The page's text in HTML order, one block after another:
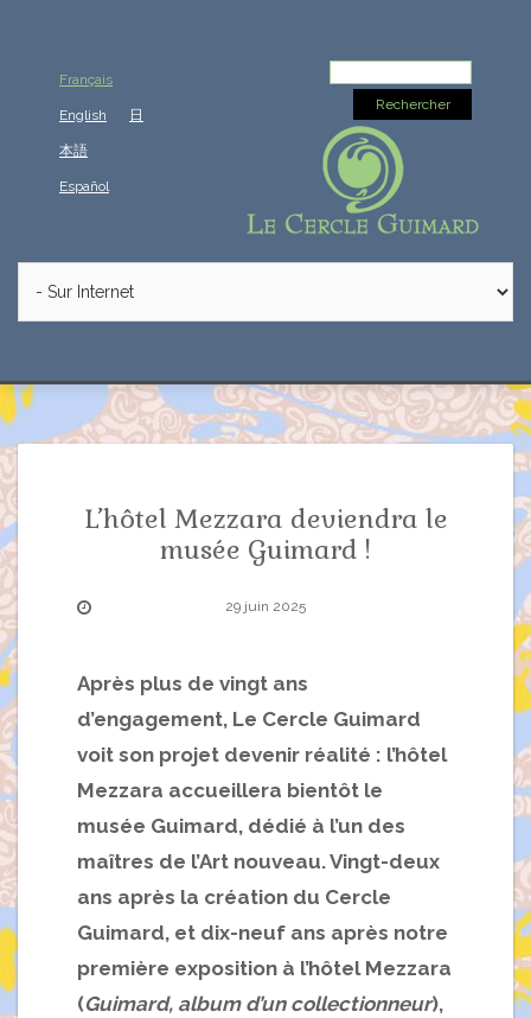
Français
English 日
本語
Español
L’hôtel Mezzara deviendra le
musée Guimard !
29 juin 2025
Après plus de vingt ans
d’engagement, Le Cercle Guimard
voit son projet devenir réalité : l’hôtel
Mezzara accueillera bientôt le
musée Guimard, dédié à l’un des
maîtres de l’Art nouveau. Vingt-deux
ans après la création du Cercle
Guimard, et dix-neuf ans après notre
première exposition à l’hôtel Mezzara
(Guimard, album d’un collectionneur),